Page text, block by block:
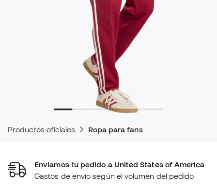
Productos oficiales Ropa para fans
Enviamos tu pedido a United States of America
Gastos de envío según el volumen del pedido